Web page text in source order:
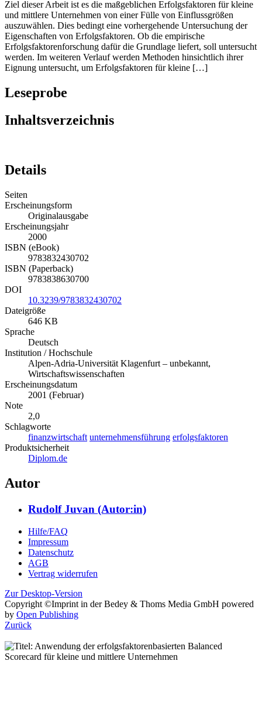
und mittlere Unternehmen von einer Fülle von Einflussgrößen
auszuwählen. Dies bedingt eine vorhergehende Untersuchung der
Eigenschaften von Erfolgsfaktoren. Ob die empirische
Erfolgsfaktorenforschung dafür die Grundlage liefert, soll untersucht
werden. Im weiteren Verlauf werden Methoden hinsichtlich ihrer
Eignung untersucht, um Erfolgsfaktoren für kleine […]
Erscheinungsform
Originalausgabe
Erscheinungsjahr
2000
ISBN (eBook)
9783832430702
ISBN (Paperback)
9783838630700
Dateigröße
646 KB
Sprache
Deutsch
Institution / Hochschule
Alpen-Adria-Universität Klagenfurt – unbekannt,
Wirtschaftswissenschaften
Erscheinungsdatum
2001 (Februar)
Schlagworte
finanzwirtschaft
Produktsicherheit
Diplom.de
Impressum
Datenschutz
AGB
Vertrag widerrufen
Copyright ©Imprint in der Bedey & Thoms Media GmbH
byOpen Publishing
Zurück